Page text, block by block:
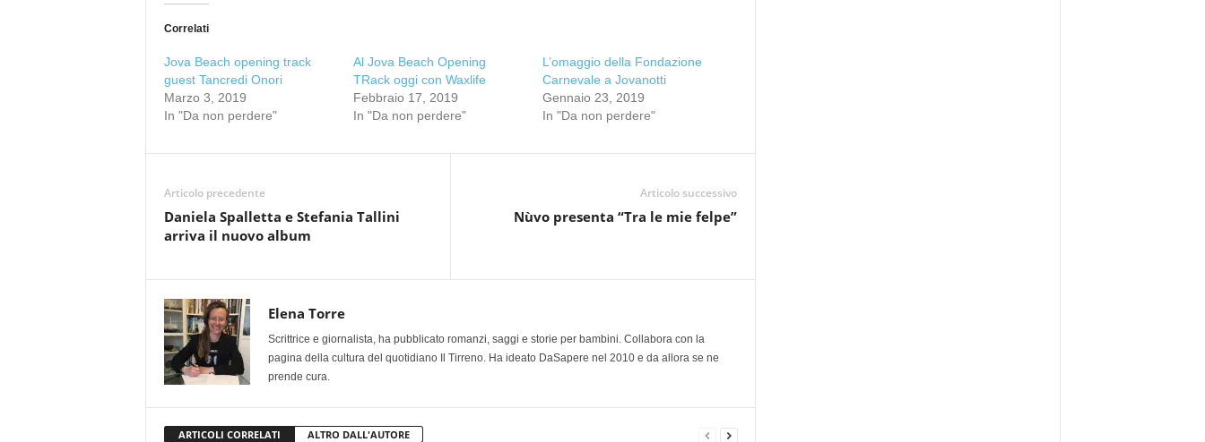
Correlati
Jova Beach opening track
guest Tancredi Onori
Marzo 3, 2019
In "Da non perdere"
Al Jova Beach Opening
TRack oggi con Waxlife
Febbraio 17, 2019
In "Da non perdere"
L’omaggio della Fondazione
Carnevale a Jovanotti
Gennaio 23, 2019
In "Da non perdere"
Articolo precedente
Daniela Spalletta e Stefania Tallini
arriva il nuovo album
Articolo successivo
Nùvo presenta “Tra le mie felpe”
Elena Torre
Scrittrice e giornalista, ha pubblicato romanzi, saggi e storie per bambini. Collabora con la
pagina della cultura del quotidiano Il Tirreno. Ha ideato DaSapere nel 2010 e da allora se ne
prende cura.
ARTICOLI CORRELATI ALTRO DALL'AUTORE